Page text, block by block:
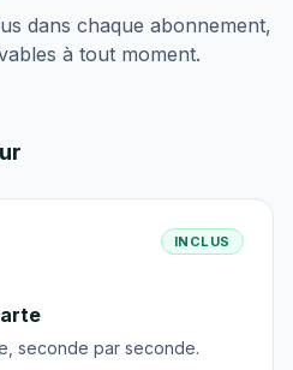
dans chaque abonnement,
à tout moment.
INCLUS
seconde par seconde.